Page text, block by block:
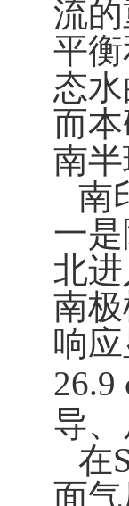
流
平
态
而
南
南
一
北
南
响
26.9
导
在
面